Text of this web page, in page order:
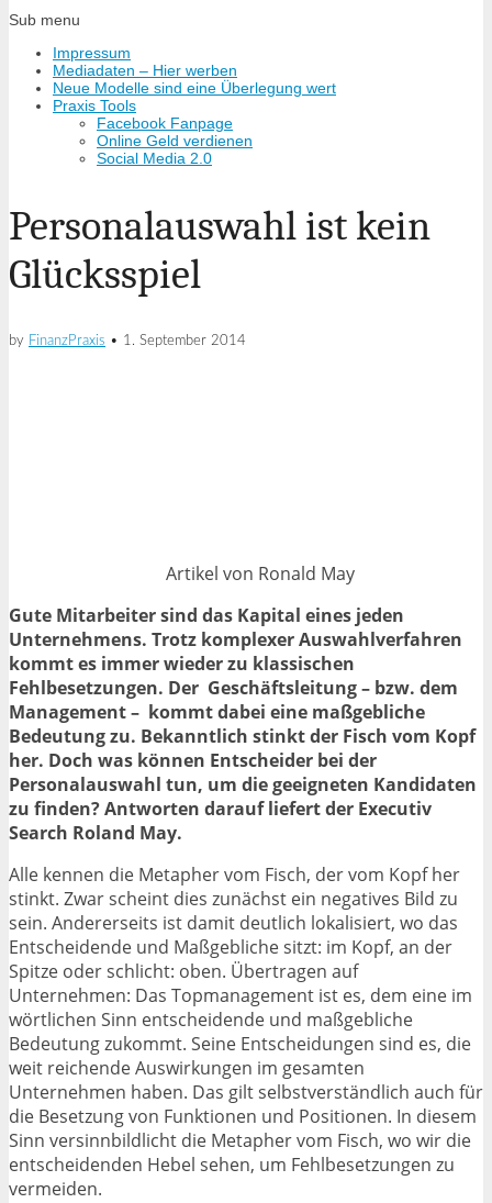
Sub menu
Impressum
Mediadaten – Hier werben
Neue Modelle sind eine Überlegung wert
Praxis Tools
Facebook Fanpage
Online Geld verdienen
Social Media 2.0
Personalauswahl ist kein
Glücksspiel
by FinanzPraxis • 1. September 2014
Artikel von Ronald May
Gute Mitarbeiter sind das Kapital eines jeden
Unternehmens. Trotz komplexer Auswahlverfahren
kommt es immer wieder zu klassischen
Fehlbesetzungen. Der Geschäftsleitung – bzw. dem
Management – kommt dabei eine maßgebliche
Bedeutung zu. Bekanntlich stinkt der Fisch vom Kopf
her. Doch was können Entscheider bei der
Personalauswahl tun, um die geeigneten Kandidaten
zu finden? Antworten darauf liefert der Executiv
Search Roland May.
Alle kennen die Metapher vom Fisch, der vom Kopf her
stinkt. Zwar scheint dies zunächst ein negatives Bild zu
sein. Andererseits ist damit deutlich lokalisiert, wo das
Entscheidende und Maßgebliche sitzt: im Kopf, an der
Spitze oder schlicht: oben. Übertragen auf
Unternehmen: Das Topmanagement ist es, dem eine im
wörtlichen Sinn entscheidende und maßgebliche
Bedeutung zukommt. Seine Entscheidungen sind es, die
weit reichende Auswirkungen im gesamten
Unternehmen haben. Das gilt selbstverständlich auch für
die Besetzung von Funktionen und Positionen. In diesem
Sinn versinnbildlicht die Metapher vom Fisch, wo wir die
entscheidenden Hebel sehen, um Fehlbesetzungen zu
vermeiden.